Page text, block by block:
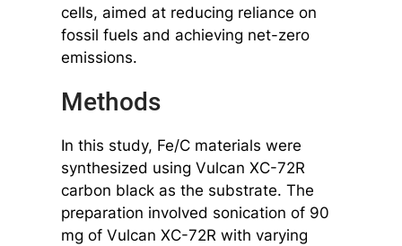
cells, aimed at reducing reliance on
fossil fuels and achieving net-zero
emissions.
Methods
In this study, Fe/C materials were
synthesized using Vulcan XC-72R
carbon black as the substrate. The
preparation involved sonication of 90
mg of Vulcan XC-72R with varying